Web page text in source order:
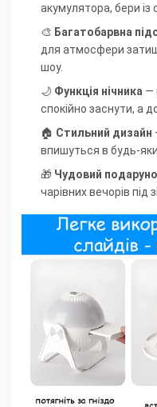
акумулятора, бери із
🎨 Багатобарвна
для атмосфери
шоу.
🌙 Функція нічника —
спокійно заснути, а
🏠 Стильний дизайн
впишуться в будь-
🎁 Чудовий
чарівних вечорів під